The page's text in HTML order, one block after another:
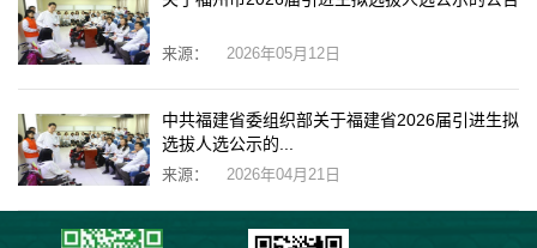
来源： 2026年05月12日
中共福建省委组织部关于福建省2026届引进生拟
选拔人选公示的...
来源： 2026年04月21日